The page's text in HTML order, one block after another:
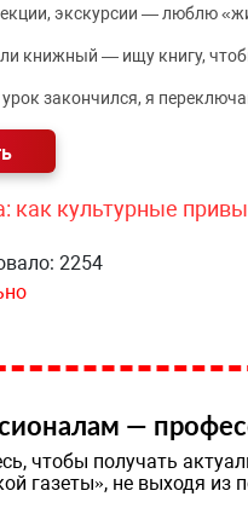
экскурсии — люблю
книжный — ищу книгу,
закончился, я
как культурные
2254
—
чтобы получать
газеты», не выходя из